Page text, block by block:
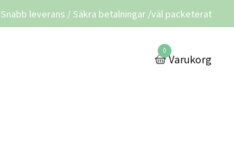
Snabb leverans / Säkra betalningar /väl packeterat
0
Varukorg